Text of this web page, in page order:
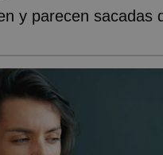
y parecen sacadas